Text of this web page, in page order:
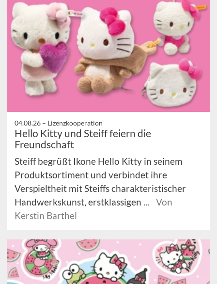
04.08.26 – Lizenzkooperation
Hello Kitty und Steiff feiern die
Freundschaft
Steiff begrüßt Ikone Hello Kitty in seinem
Produktsortiment und verbindet ihre
Verspieltheit mit Steiffs charakteristischer
Handwerkskunst, erstklassigen ...
Von
Kerstin Barthel